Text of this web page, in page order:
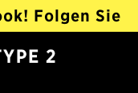
Folgen Sie
›